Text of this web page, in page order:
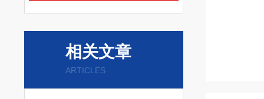
相关文章
ARTICLES